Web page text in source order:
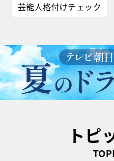
芸能人格付けチェック
トピ